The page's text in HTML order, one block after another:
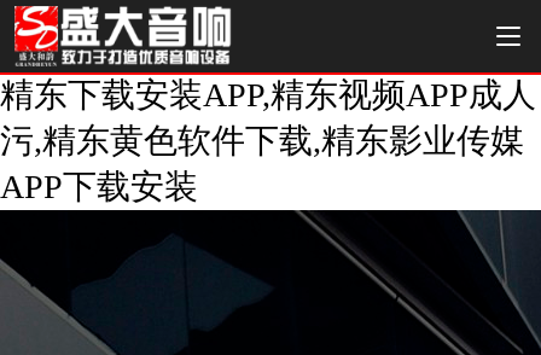
精东下载安装APP,精东视频APP成人
污,精东黄色软件下载,精东影业传媒
APP下载安装